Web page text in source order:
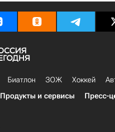
Биатлон ЗОЖ Хоккей
Продукты и сервисы Пресс-